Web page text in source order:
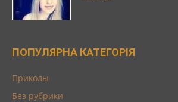
ПОПУЛЯРНА КАТЕГОРІЯ
Приколы
Без рубрики